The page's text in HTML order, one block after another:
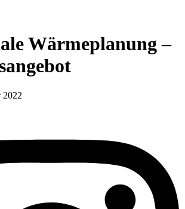
Wärmeplanung –
2022